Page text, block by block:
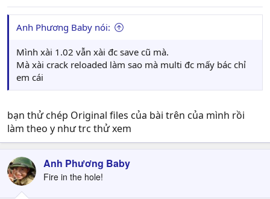
Anh Phương Baby nói:
Mình xài 1.02 vẫn xài đc save cũ mà.
Mà xài crack reloaded làm sao mà multi đc mấy bác chỉ
em cái
bạn thử chép Original files của bài trên của mình rồi
làm theo y như trc thử xem
Anh Phương Baby
Fire in the hole!